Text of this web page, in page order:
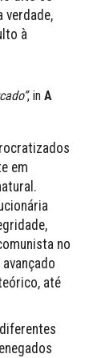
verdade,
à
, inA
em
no
até